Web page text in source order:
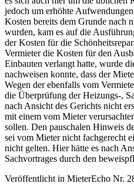
jedoch um erhöhte
Kosten bereits dem Grunde nach
wurden, kam es auf die
der Kosten für die
Vermieter die Kosten für den
Einbauten verlangt hatte, wurde
nachweisen konnte, dass der
Wegen der ebenfalls vom
die Überprüfung der Heizungs-,
nach Ansicht des Gerichts nicht
mit einem vom Mieter
sollen. Den pauschalen Hinweis
sei vom Mieter nicht fachgerecht
nicht gelten. Hier hätte es nach
Sachvortrages durch den
Veröffentlicht in MieterEcho Nr.